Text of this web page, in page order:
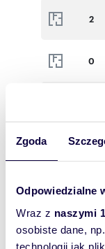
Zgoda
Odpowiedzialne
Wraz z naszymi
osobiste dane,
technologii jak
2
0
1
1
1